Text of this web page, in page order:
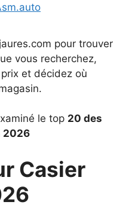
pour trouver
vous recherchez,
et décidez où
le top 20 des
2026
Casier